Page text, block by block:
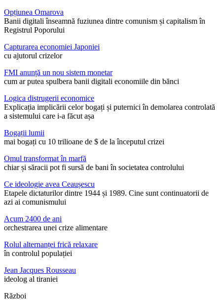
Opțiunea Omarova
Banii digitali înseamnă fuziunea dintre comunism și capitalism în
Registrul Poporului
Capturarea economiei Japoniei
cu ajutorul crizelor
FMI anunță un nou sistem monetar
cum ar putea spulbera banii digitali economiile din bănci
Logica distrugerii economice
Explicația implicării celor bogați și puternici în demolarea controlată
a sistemului care i-a făcut așa
Bogații lumii
mai bogați cu 10 trilioane de $ de la începutul crizei
Omul transformat în marfă
chiar și săracii pot fi sursă de bani în societatea controlului
Ce ideologie avea Ceaușescu
Etapele dictaturilor dintre 1944 și 1989. Cine sunt continuatorii de
azi ai comunismului
Acum 2400 de ani
orchestrarea unei crize alimentare
Rolul alternanței frică relaxare
în controlul populației
Jean Jacques Rousseau
ideolog al tiraniei
Război